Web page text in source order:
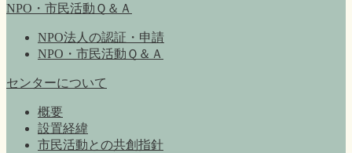
NPO・市民活動Ｑ＆Ａ
NPO法人の認証・申請
NPO・市民活動Ｑ＆Ａ
センターについて
概要
設置経緯
市民活動との共創指針